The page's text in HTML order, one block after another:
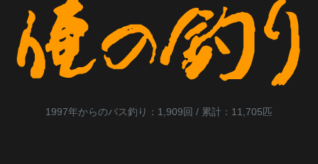
1997年からのバス釣り：1,909回 / 累計：11,705匹